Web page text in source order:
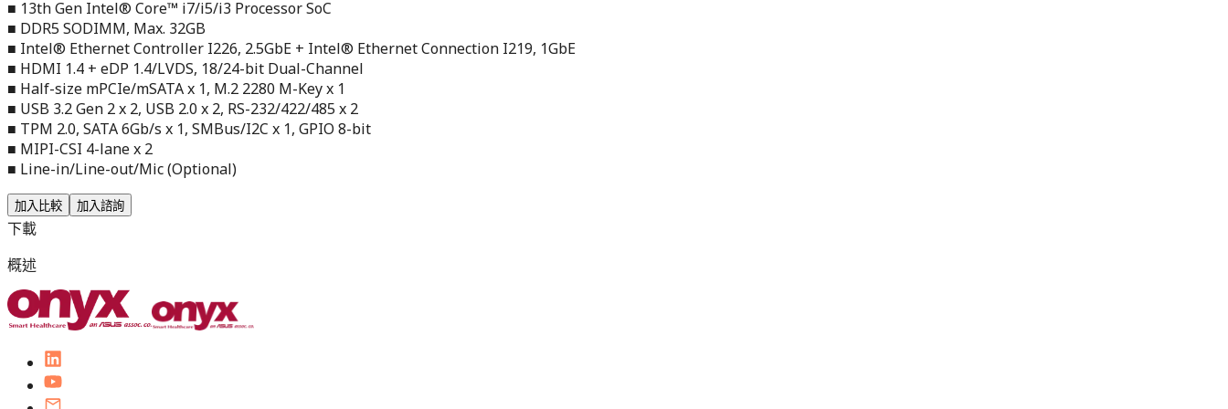
■ 13th Gen Intel® Core™ i7/i5/i3 Processor SoC
■ DDR5 SODIMM, Max. 32GB
■ Intel® Ethernet Controller I226, 2.5GbE + Intel® Ethernet Connection I219, 1GbE
■ HDMI 1.4 + eDP 1.4/LVDS, 18/24-bit Dual-Channel
■ Half-size mPCIe/mSATA x 1, M.2 2280 M-Key x 1
■ USB 3.2 Gen 2 x 2, USB 2.0 x 2, RS-232/422/485 x 2
■ TPM 2.0, SATA 6Gb/s x 1, SMBus/I2C x 1, GPIO 8-bit
■ MIPI-CSI 4-lane x 2
■ Line-in/Line-out/Mic (Optional)
加入比較 加入諮詢
下載
概述